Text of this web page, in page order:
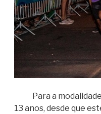
Para a modalidade
13 anos, desde que